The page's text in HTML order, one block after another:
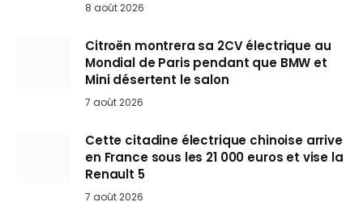
8 août 2026
Citroën montrera sa 2CV électrique au
Mondial de Paris pendant que BMW et
Mini désertent le salon
7 août 2026
Cette citadine électrique chinoise arrive
en France sous les 21 000 euros et vise la
Renault 5
7 août 2026